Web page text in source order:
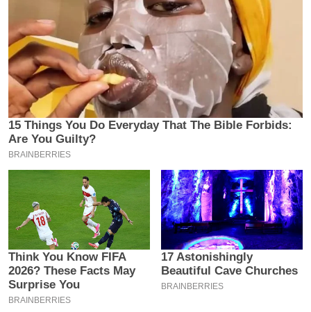
ज
ट
खे
ल
क्रि
के
ट
I
P
L
2
2
6
क्रा